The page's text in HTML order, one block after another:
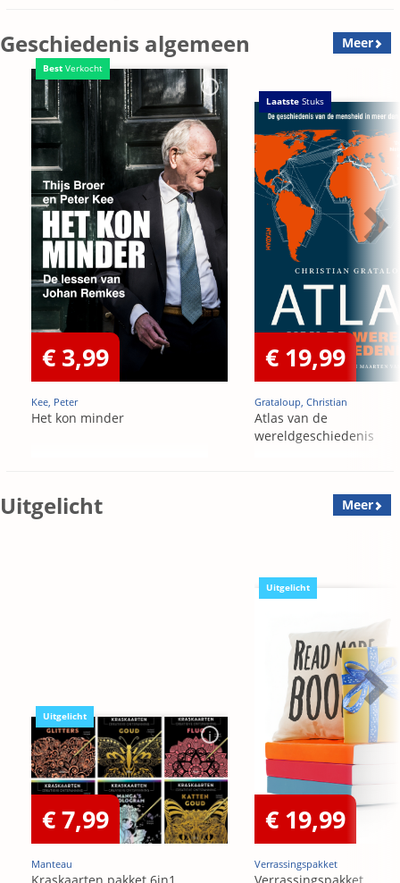
Geschiedenis algemeen Meer
Best Verkocht
€ 3,99
Kee, Peter
Het kon minder
Laatste Stuks
€ 19,99
Grataloup, Christian
Atlas van de
wereldgeschiedenis
Uitgelicht Meer
Uitgelicht
€ 7,99
Manteau
Uitgelicht
€ 19,99
Verrassingspakket